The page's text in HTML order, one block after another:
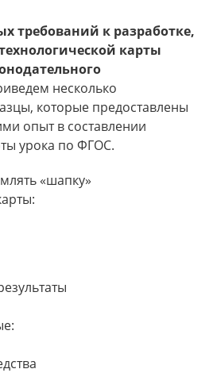
требований к разработке,
карты
несколько
которые предоставлены
опыт в составлении
урока по ФГОС.
«шапку»